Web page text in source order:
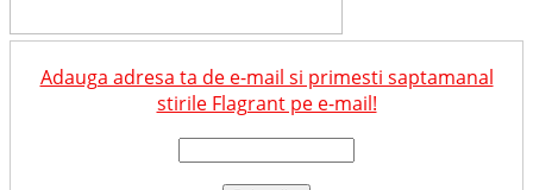
Adauga adresa ta de e-mail si primesti saptamanal
stirile Flagrant pe e-mail!